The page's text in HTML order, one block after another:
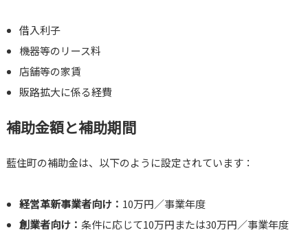
借入利子
機器等のリース料
店舗等の家賃
販路拡大に係る経費
補助金額と補助期間
藍住町の補助金は、以下のように設定されています：
経営革新事業者向け： 10万円／事業年度
創業者向け：条件に応じて10万円または30万円／事業年度